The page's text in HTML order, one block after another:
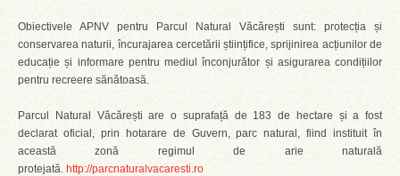
Obiectivele APNV pentru Parcul Natural Văcărești sunt: protecția și
conservarea naturii, încurajarea cercetării științifice, sprijinirea acțiunilor de
educație și informare pentru mediul înconjurător și asigurarea condițiilor
pentru recreere sănătoasă.
Parcul Natural Văcărești are o suprafață de 183 de hectare și a fost
declarat oficial, prin hotarare de Guvern, parc natural, fiind instituit în
această zonă regimul de arie naturală
protejată. http://parcnaturalvacaresti.ro